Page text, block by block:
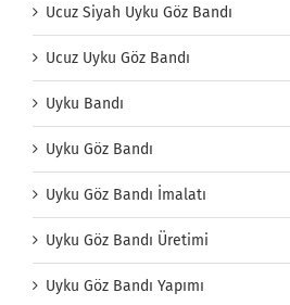
Ucuz Siyah Uyku Göz Bandı
Ucuz Uyku Göz Bandı
Uyku Bandı
Uyku Göz Bandı
Uyku Göz Bandı İmalatı
Uyku Göz Bandı Üretimi
Uyku Göz Bandı Yapımı